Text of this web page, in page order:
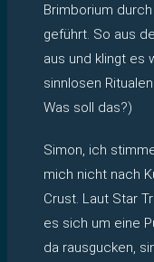
Brimborium durch
geführt. So aus
aus und klingt es
sinnlosen
Was soll das?)
Simon, ich
mich nicht nach
Crust. Laut Star
es sich um eine
da rausgucken,